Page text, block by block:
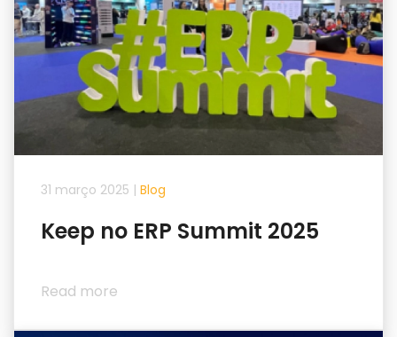
31 março 2025 | Blog
Keep no ERP Summit 2025
Read more